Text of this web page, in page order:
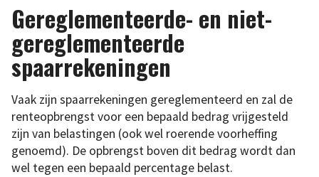
Gereglementeerde- en niet-
gereglementeerde
spaarrekeningen
Vaak zijn spaarrekeningen gereglementeerd en zal de
renteopbrengst voor een bepaald bedrag vrijgesteld
zijn van belastingen (ook wel roerende voorheffing
genoemd). De opbrengst boven dit bedrag wordt dan
wel tegen een bepaald percentage belast.